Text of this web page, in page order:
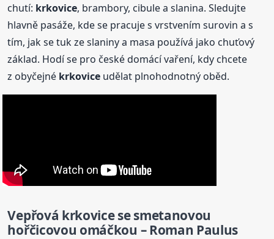
chutí: krkovice, brambory, cibule a slanina. Sledujte
hlavně pasáže, kde se pracuje s vrstvením surovin a s
tím, jak se tuk ze slaniny a masa používá jako chuťový
základ. Hodí se pro české domácí vaření, kdy chcete
z obyčejné krkovice udělat plnohodnotný oběd.
Vepřová krkovicese smetanovou
hořčicovou omáčkou – Roman Paulus